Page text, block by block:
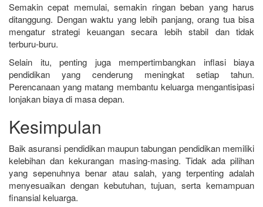
Semakin cepat memulai, semakin ringan beban yang harus
ditanggung. Dengan waktu yang lebih panjang, orang tua bisa
mengatur strategi keuangan secara lebih stabil dan tidak
terburu-buru.
Selain itu, penting juga mempertimbangkan inflasi biaya
pendidikan yang cenderung meningkat setiap tahun.
Perencanaan yang matang membantu keluarga mengantisipasi
lonjakan biaya di masa depan.
Kesimpulan
Baik asuransi pendidikan maupun tabungan pendidikan memiliki
kelebihan dan kekurangan masing-masing. Tidak ada pilihan
yang sepenuhnya benar atau salah, yang terpenting adalah
menyesuaikan dengan kebutuhan, tujuan, serta kemampuan
finansial keluarga.